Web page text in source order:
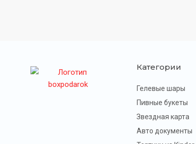
Категории
Гелевые шары
Пивные букеты
Звездная карта
Авто документы